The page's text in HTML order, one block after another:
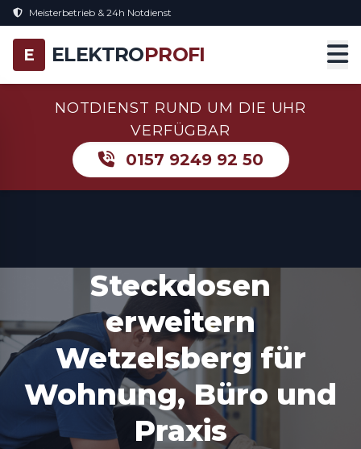
Meisterbetrieb & 24h Notdienst
E ELEKTROPROFI
NOTDIENST RUND UM DIE UHR
VERFÜGBAR
0157 9249 92 50
Steckdosen
erweitern
Wetzelsberg für
Wohnung, Büro und
Praxis